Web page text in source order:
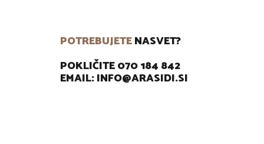
POTREBUJETENASVET?
POKLIČITE 070 184 842
EMAIL: INFO@ARASIDI.SI